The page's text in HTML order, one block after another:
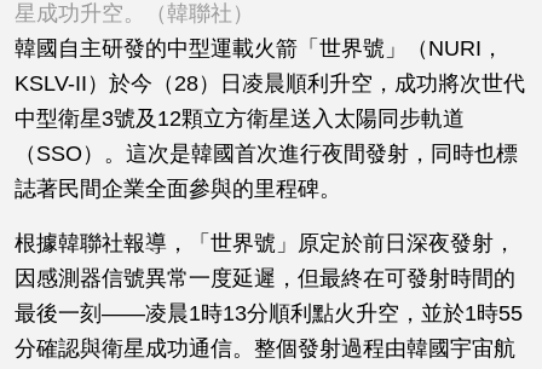
星成功升空。（韓聯社）
韓國自主研發的中型運載火箭「世界號」（NURI，
KSLV-II）於今（28）日凌晨順利升空，成功將次世代
中型衛星3號及12顆立方衛星送入太陽同步軌道
（SSO）。這次是韓國首次進行夜間發射，同時也標
誌著民間企業全面參與的里程碑。
根據韓聯社報導，「世界號」原定於前日深夜發射，
因感測器信號異常一度延遲，但最終在可發射時間的
最後一刻——凌晨1時13分順利點火升空，並於1時55
分確認與衛星成功通信。整個發射過程由韓國宇宙航